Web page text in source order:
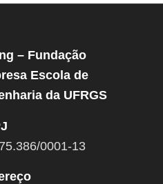
– Fundação
Escola de
da UFRGS
0001-13